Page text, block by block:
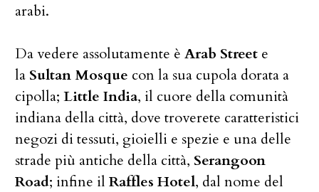
arabi.
Da vedere assolutamente è Arab Street e
la Sultan Mosque con la sua cupola dorata a
cipolla; Little India, il cuore della comunità
indiana della città, dove troverete caratteristici
negozi di tessuti, gioielli e spezie e una delle
strade più antiche della città, Serangoon
Road; infine il Raffles Hotel, dal nome del